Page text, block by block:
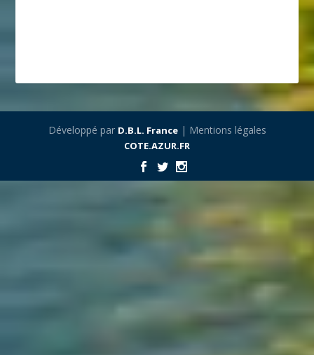
Développé par D.B.L. France| Mentions légales
COTE.AZUR.FR